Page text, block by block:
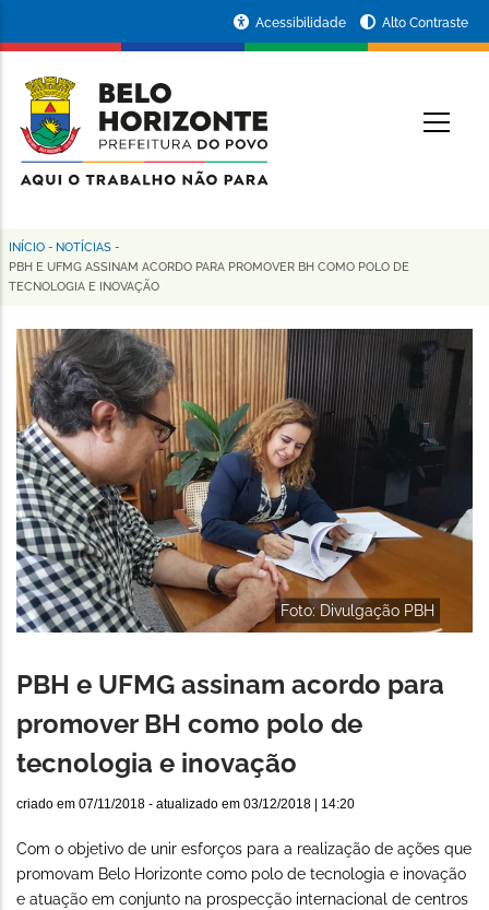
conteúdo
principal
da
Prefeitura
de
Horizonte
Acessibilidade Alto Contraste
Trilha
de
navegação
INÍCIO - NOTÍCIAS -
PBH E UFMG ASSINAM ACORDO PARA PROMOVER BH COMO POLO DE
TECNOLOGIA E INOVAÇÃO
Foto: Divulgação PBH
PBH e UFMG assinam acordo para
promover BH como polo de
tecnologia e inovação
criado em 07/11/2018 - atualizado em 03/12/2018 | 14:20
Com o objetivo de unir esforços para a realização de ações que
promovam Belo Horizonte como polo de tecnologia e inovação
e atuação em conjunto na prospecção internacional de centros